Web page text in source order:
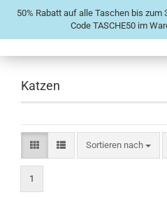
50% Rabatt auf alle Taschen bis zum
Code TASCHE50 im
Katzen
Sortieren nach
1